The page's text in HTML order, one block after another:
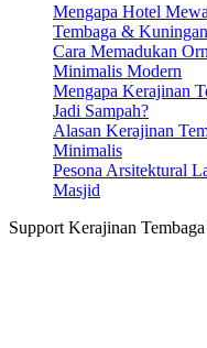
Mengapa Hotel
Tembaga &
Cara Memadukan
Minimalis Modern
Mengapa Kerajinan
Jadi Sampah?
Alasan Kerajinan
Minimalis
Pesona Arsitektural
Masjid
Support Kerajinan